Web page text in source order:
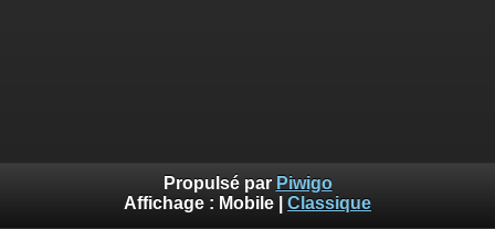
Propulsé par Piwigo
Affichage : Mobile Classique